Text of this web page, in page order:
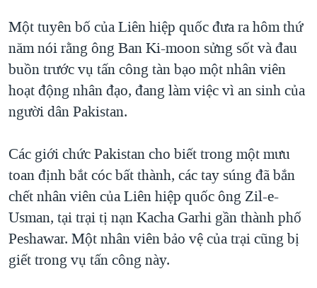
"Tìm"NGƯỜI VIỆT HẢI NGOẠI
ĐỜI SỐNG
KHOA HỌC
VĂN HOÁ
THỂ THAO
HÀNH TRÌNH BẦU CỬ 2024
MỘT NĂM CHIẾN TRANH TẠI DẢI GAZA
GIẢI MÃ VÀNH ĐAI & CON ĐƯỜNG
NGÀY TỊ NẠN THẾ GIỚI
GROUND ZERO – XƯA VÀ NAY
CHI PHÍ CHIẾN TRANH AFGHANISTAN
CÁC GIÁ TRỊ CỘNG HÒA Ở VIỆT NAM
THƯỢNG ĐỈNH TRUMP-KIM TẠI VIỆT NAM
TRỊNH VĨNH BÌNH VS. CHÍNH PHỦ VIỆT NAM
VIDEO
NGHE
MẠNG XÃ HỘI
Ngôn ngữ khác
Một tuyên bố của Liên hiệp quốc đưa ra hôm thứ
năm nói rằng ông Ban Ki-moon sửng sốt và đau
buồn trước vụ tấn công tàn bạo một nhân viên
hoạt động nhân đạo, đang làm việc vì an sinh của
người dân Pakistan.
Các giới chức Pakistan cho biết trong một mưu
toan định bắt cóc bất thành, các tay súng đã bắn
chết nhân viên của Liên hiệp quốc ông Zil-e-
Usman, tại trại tị nạn Kacha Garhi gần thành phố
Peshawar. Một nhân viên bảo vệ của trại cũng bị
giết trong vụ tấn công này.